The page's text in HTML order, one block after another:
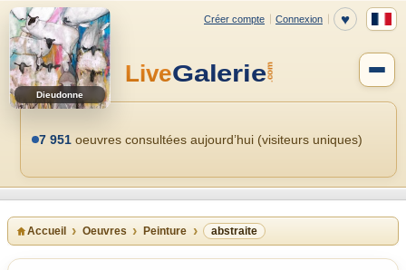
Dieudonne
7 951 oeuvres consultées aujourd’hui (visiteurs uniques)
Accueil Oeuvres Peinture abstraite